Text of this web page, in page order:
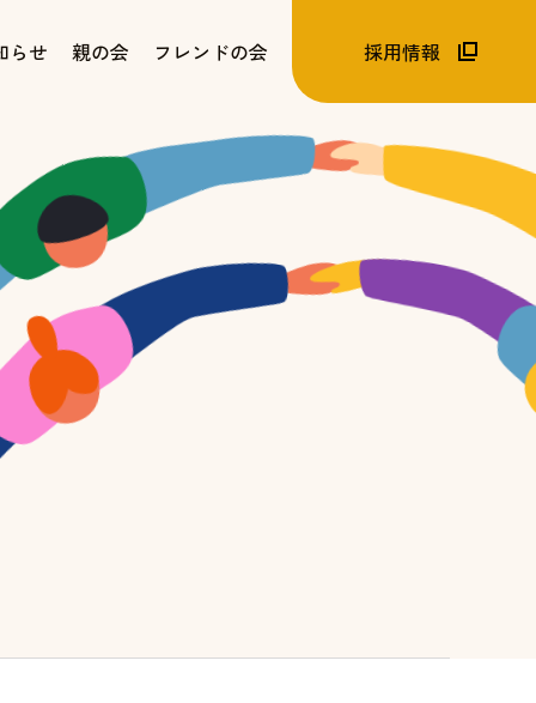
らせ 親の会 フレンドの会 採用情報